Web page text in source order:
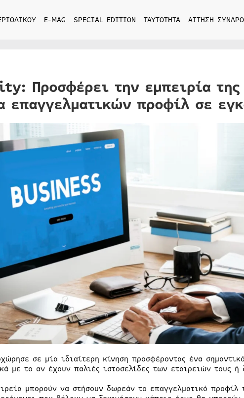
E-MAG SPECIAL EDITION ΤΑΥΤΟΤΗΤΑ ΑΙΤΗΣΗ
Προσφέρει την εμπειρία της
επαγγελματικών προφίλ σε
σε μία ιδιαίτερη κίνηση προσφέροντας ένα
με το αν έχουν παλιές ιστοσελίδες των εταιρειών τους ή
μπορούν να στήσουν δωρεάν το επαγγελματικό